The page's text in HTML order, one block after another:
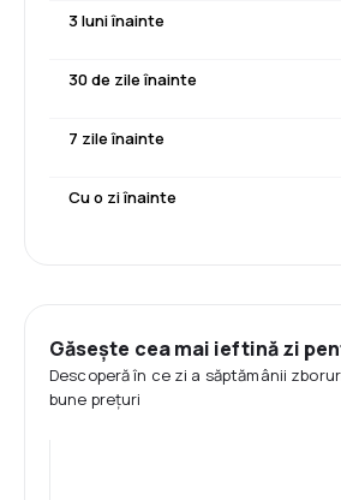
3 luni înainte
30 de zile înainte
7 zile înainte
Cu o zi înainte
Găsește cea mai ieftină zi
Descoperă în ce zi a săptămânii
bune prețuri